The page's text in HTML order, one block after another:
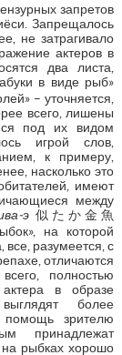
запретов
Запрещалось
не затрагивало
актеров в
два листа,
в виде рыб»
– уточняется,
всего, лишены
под их видом
игрой слов,
к примеру,
насколько это
имеют
между
э 似たか金魚
на которой
разумеется, с
отличаются
полностью
актера в образе
более
зрителю
принадлежат
рыбках хорошо